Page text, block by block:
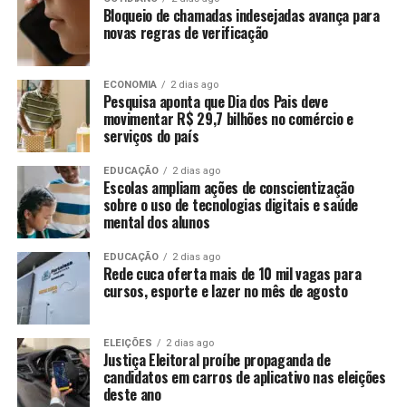
Bloqueio de chamadas indesejadas avança para
novas regras de verificação
ECONOMIA 2 dias ago
Pesquisa aponta que Dia dos Pais deve
movimentar R$ 29,7 bilhões no comércio e
serviços do país
EDUCAÇÃO 2 dias ago
Escolas ampliam ações de conscientização
sobre o uso de tecnologias digitais e saúde
mental dos alunos
EDUCAÇÃO 2 dias ago
Rede cuca oferta mais de 10 mil vagas para
cursos, esporte e lazer no mês de agosto
ELEIÇÕES 2 dias ago
Justiça Eleitoral proíbe propaganda de
candidatos em carros de aplicativo nas eleições
deste ano